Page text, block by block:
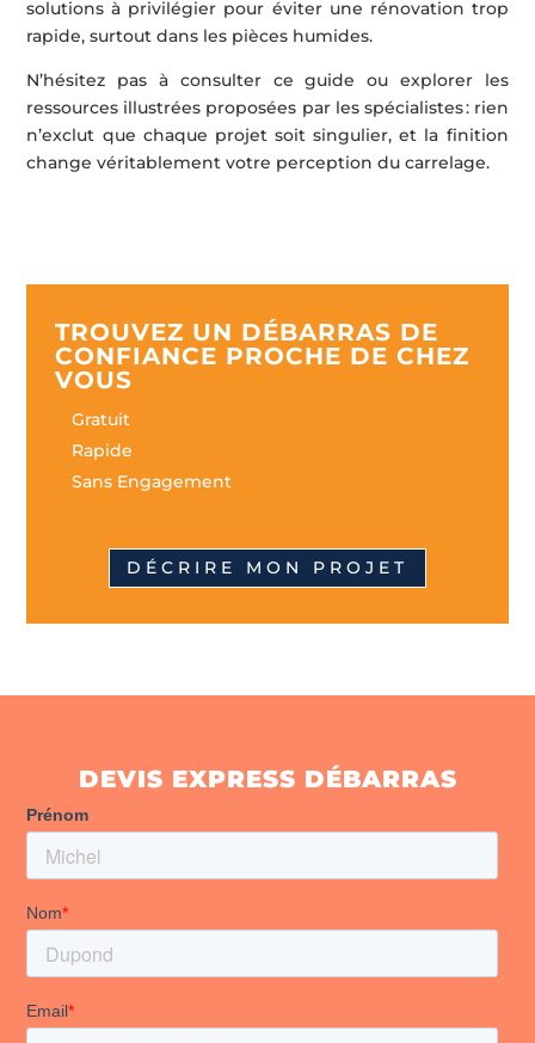
solutions à privilégier pour éviter une rénovation trop
rapide, surtout dans les pièces humides.
N’hésitez pas à consulter ce guide ou explorer les
ressources illustrées proposées par les spécialistes : rien
n’exclut que chaque projet soit singulier, et la finition
change véritablement votre perception du carrelage.
TROUVEZ UN DÉBARRAS DE
CONFIANCE PROCHE DE CHEZ
VOUS
Gratuit
Rapide
Sans Engagement
DÉCRIRE MON PROJET
DEVIS EXPRESS DÉBARRAS